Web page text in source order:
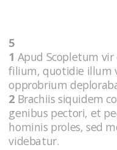
5
1 Apud Scopletum
filium, quotidie illum
opprobrium
2 Brachiis siquidem
genibus pectori, et
hominis proles, sed
videbatur.